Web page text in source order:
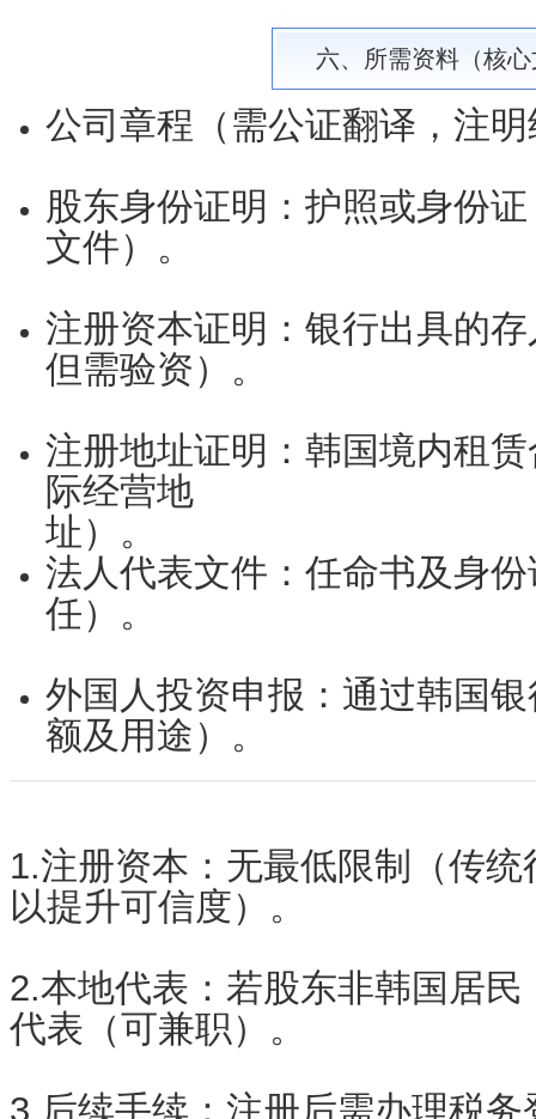
六、 所需资料（核
公司章程 （需公证翻译，注
股东身份证明 ：护照或身份
文件）。
注册资本证明 ：银行出具的
但需验资）。
注册地址证明 ：韩国境内租
际经营地
址）。
法人代表文件 ：任命书及身
任）。
外国人投资申报 ：通过韩国
额及用途）。
1.注册资本 ：无最低限制（传
以提升可信度）。
2.本地代表 ：若股东非韩国居
代表（可兼职）。
3.后续手续 ：注册后需办理税